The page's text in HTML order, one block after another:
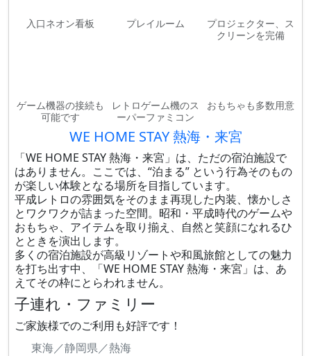
入口ネオン看板 プレイルーム
プロジェクター、ス
クリーンを完備
ゲーム機器の接続も
可能です
レトロゲーム機のス
ーパーファミコン
おもちゃも多数用意
WE HOME STAY 熱海・来宮
「WE HOME STAY 熱海・来宮」は、ただの宿泊施設で
はありません。ここでは、“泊まる” という行為そのもの
が楽しい体験となる場所を目指しています。
平成レトロの雰囲気をそのまま再現した内装、懐かしさ
とワクワクが詰まった空間。昭和・平成時代のゲームや
おもちゃ、アイテムを取り揃え、自然と笑顔になれるひ
とときを演出します。
多くの宿泊施設が高級リゾートや和風旅館としての魅力
を打ち出す中、「WE HOME STAY 熱海・来宮」は、あ
えてその枠にとらわれません。
子連れ・ファミリー
ご家族様でのご利用も好評です！
東海／静岡県／熱海